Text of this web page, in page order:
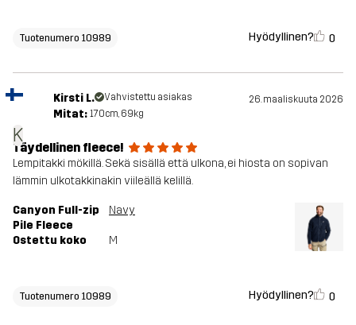
Tuotenumero 10989 Hyödyllinen? 0
K
Kirsti L. Vahvistettu asiakas 26. maaliskuuta 2026
Mitat: 170cm, 69kg
Täydellinen fleece!
Lempitakki mökillä. Sekä sisällä että ulkona, ei hiosta on sopivan
lämmin ulkotakkinakin viileällä kelillä.
Canyon Full-zip
Pile Fleece
Navy
Ostettu koko M
Tuotenumero 10989 Hyödyllinen? 0